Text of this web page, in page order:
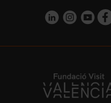
https://www.linkedin.com/company/turismo-
https://https://
https://